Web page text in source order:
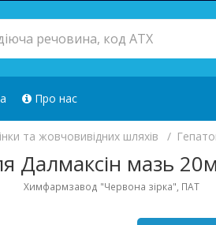
Про нас
та жовчовивідних шляхів
Далмаксін мазь
Химфармзавод "Червона зірка", ПАТ